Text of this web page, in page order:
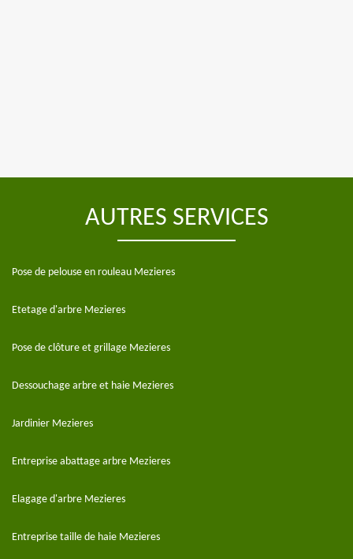
AUTRES SERVICES
Pose de pelouse en rouleau Mezieres
Etetage d'arbre Mezieres
Pose de clôture et grillage Mezieres
Dessouchage arbre et haie Mezieres
Jardinier Mezieres
Entreprise abattage arbre Mezieres
Elagage d'arbre Mezieres
Entreprise taille de haie Mezieres